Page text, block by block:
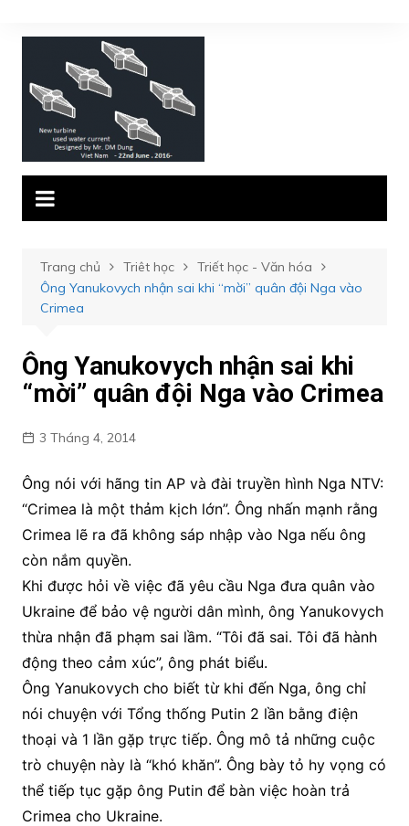
đến
Trang chủ Triêt học
Triết học - Văn hóa
Ông Yanukovych nhận sai khi “mời” quân đội Nga vào
Crimea
Ông Yanukovych nhận sai khi
“mời” quân đội Nga vào Crimea
3 Tháng 4, 2014
Ông nói với hãng tin AP và đài truyền hình Nga NTV:
“Crimea là một thảm kịch lớn”. Ông nhấn mạnh rằng
Crimea lẽ ra đã không sáp nhập vào Nga nếu ông
còn nắm quyền.
Khi được hỏi về việc đã yêu cầu Nga đưa quân vào
Ukraine để bảo vệ người dân mình, ông Yanukovych
thừa nhận đã phạm sai lầm. “Tôi đã sai. Tôi đã hành
động theo cảm xúc”, ông phát biểu.
Ông Yanukovych cho biết từ khi đến Nga, ông chỉ
nói chuyện với Tổng thống Putin 2 lần bằng điện
thoại và 1 lần gặp trực tiếp. Ông mô tả những cuộc
trò chuyện này là “khó khăn”. Ông bày tỏ hy vọng có
thể tiếp tục gặp ông Putin để bàn việc hoàn trả
Crimea cho Ukraine.